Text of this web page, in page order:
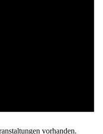
vorhanden.